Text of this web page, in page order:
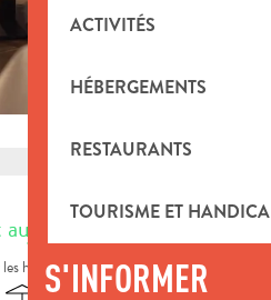
ACTIVITÉS
HÉBERGEMENTS
RESTAURANTS
TOURISME ET
S'INFORMER
COORDONNÉES
horaires